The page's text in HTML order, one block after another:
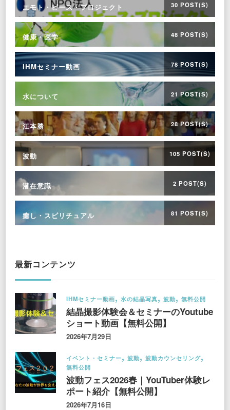
エモト・ピース・プロジェクト 30 POST(S)
健康・医学 48 POST(S)
IHMセミナー動画 78 POST(S)
水について 21 POST(S)
江本勝 28 POST(S)
波動 105 POST(S)
潜在意識 2 POST(S)
癒し・スピリチュアル 81 POST(S)
最新コンテンツ
IHMセミナー動画 水の結晶写真 波動 無料公開
結晶撮影体験会＆セミナーのYoutube
ショート動画【無料公開】
2026年7月29日
イベント・セミナー 波動
波動カウンセリング
無料公開
波動フェス2026春｜YouTuber体験レ
ポート紹介【無料公開】
2026年7月16日